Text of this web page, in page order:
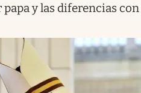
papa y las diferencias con